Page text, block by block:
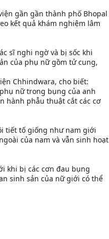
gần gần thành phố Bhopal
kết quả khám nghiệm lâm
sĩ nghi ngờ và bị sốc khi
của phụ nữ gồm tử cung,
Chhindwara, cho biết:
nữ trong bụng của anh
hành phẫu thuật cắt các cơ
tiết tố giống như nam giới
của nam và vẫn sinh hoạt
khi bị các cơn đau bụng
sinh sản của nữ giới có thể